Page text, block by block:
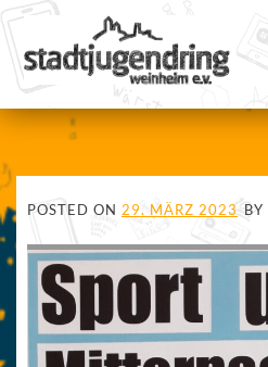
POSTED ON 29. MÄRZ 2023 BY